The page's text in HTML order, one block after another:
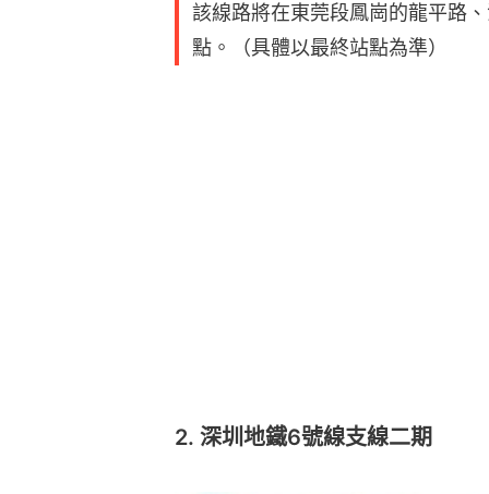
該線路將在東莞段鳳崗的龍平路
點。（具體以最終站點為準）
2. 深圳地鐵6號線支線二期